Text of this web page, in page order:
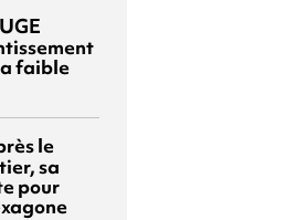
faible
le
sa
pour